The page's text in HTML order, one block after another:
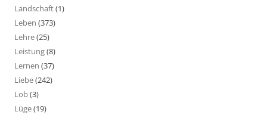
Landschaft(1)
Leben (373)
Lehre(25)
Leistung(8)
Lernen (37)
Liebe(242)
Lob(3)
Lüge(19)